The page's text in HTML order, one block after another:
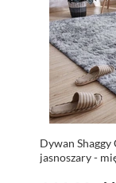
Dywan
jasnoszary -